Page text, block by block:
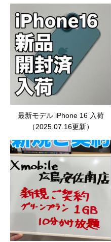
最新モデル iPhone 16 入荷
（2025.07.16更新）